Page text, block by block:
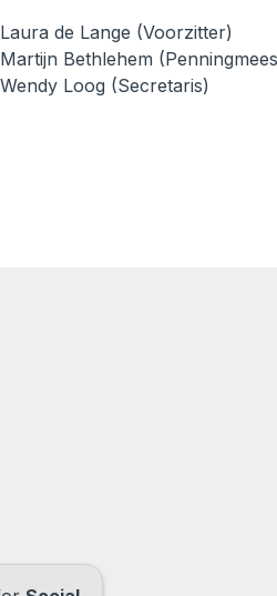
Laura de Lange (Voorzitter)
Martijn Bethlehem
Wendy Loog (Secretaris)